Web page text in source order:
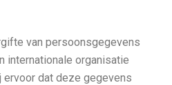
van persoonsgegevens
internationale organisatie
ervoor dat deze gegevens